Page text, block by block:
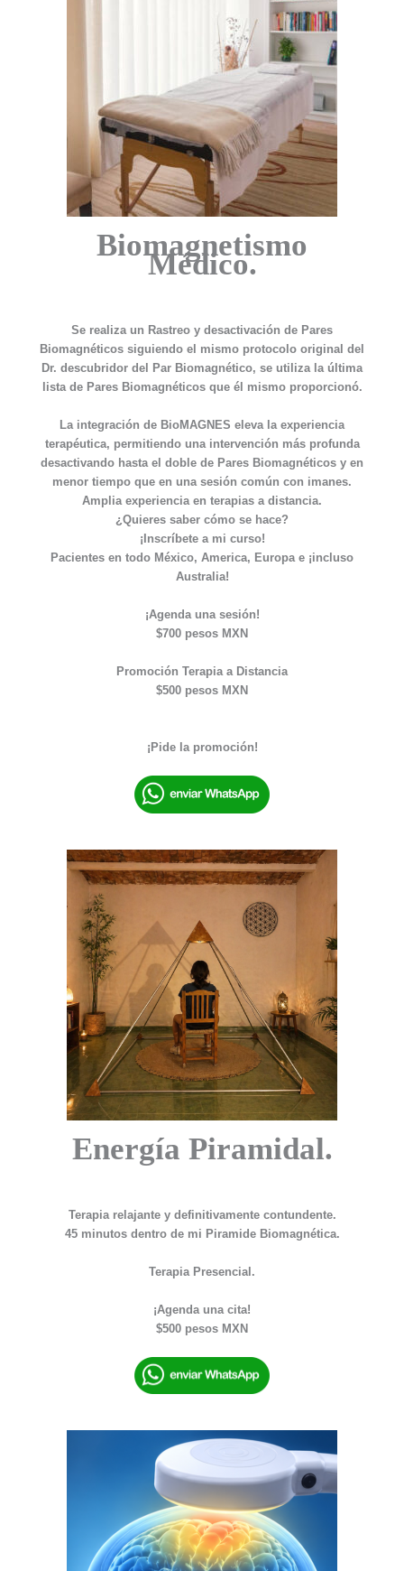
Biomagnetismo
Médico.
Se realiza un Rastreo y desactivación de Pares
Biomagnéticos siguiendo el mismo protocolo original del
Dr. descubridor del Par Biomagnético, se utiliza la última
lista de Pares Biomagnéticos que él mismo proporcionó.
La integración de BioMAGNES eleva la experiencia
terapéutica, permitiendo una intervención más profunda
desactivando hasta el doble de Pares Biomagnéticos y en
menor tiempo que en una sesión común con imanes.
Amplia experiencia en terapias a distancia.
¿Quieres saber cómo se hace?
¡Inscríbete a mi curso!
Pacientes en todo México, America, Europa e ¡incluso
Australia!
¡Agenda una sesión!
$700 pesos MXN
Promoción Terapia a Distancia
$500 pesos MXN
¡Pide la promoción!
Energía Piramidal.
Terapia relajante y definitivamente contundente.
45 minutos dentro de mi Piramide Biomagnética.
Terapia Presencial.
¡Agenda una cita!
$500 pesos MXN